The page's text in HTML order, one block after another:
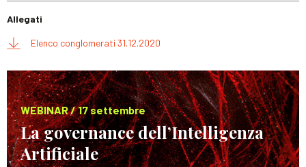
Allegati
Elenco conglomerati 31.12.2020
WEBINAR / 17 settembre
La governance dell’Intelligenza
Artificiale